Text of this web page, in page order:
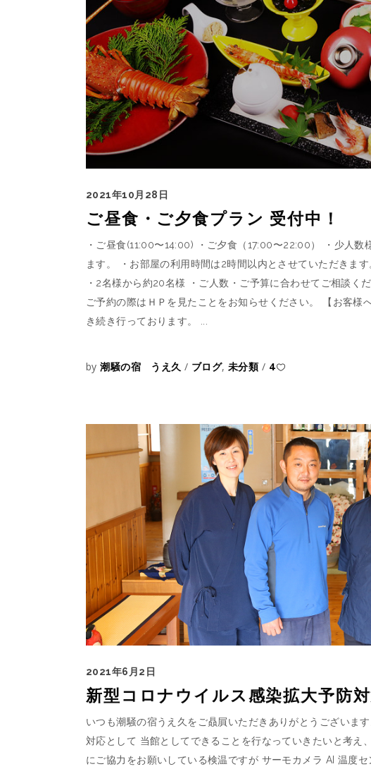
2021年10月28日
ご昼食・ご夕食プラン 受付中！
・ご昼食(11:00〜14:00) ・ご夕食（17:00〜22:00） ・少人
ます。 ・お部屋の利用時間は2時間以内とさせていただきま
・2名様から約20名様 ・ご人数・ご予算に合わせてご相談く
ご予約の際はＨＰを見たことをお知らせください。 【お客様
き続き行っております。
by潮騒の宿 うえ久 ブログ, 未分類 4
2021年6月2日
新型コロナウイルス感染拡大予防
いつも潮騒の宿うえ久をご贔屓いただきありがとうございま
対応として 当館としてできることを行なっていきたいと考
にご協力をお願いしている検温ですが サーモカメラ AI 温度